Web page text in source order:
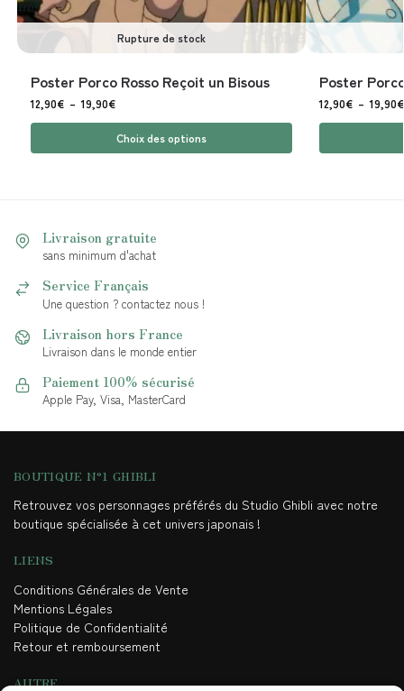
Rupture de stock
Poster Porco Rosso Reçoit un Bisous
12,90€ – 19,90€
Choix des options
Poster
12,90€ – 19,90€
Livraison gratuite
sans minimum d'achat
Service Français
Une question ? contactez nous !
Livraison hors France
Livraison dans le monde entier
Paiement 100% sécurisé
Apple Pay, Visa, MasterCard
BOUTIQUE N°1 GHIBLI
Retrouvez vos personnages préférés du Studio Ghibli avec notre
boutique spécialisée à cet univers japonais !
LIENS
Conditions Générales de Vente
Mentions Légales
Politique de Confidentialité
Retour et remboursement
AUTRE